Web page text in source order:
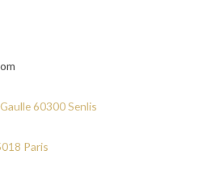
60300 Senlis
Paris